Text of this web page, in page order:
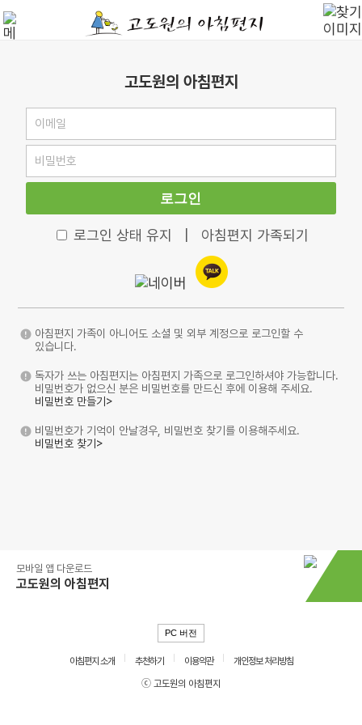
고도원의 아침편지
로그인
로그인 상태 유지 아침편지 가족되기
아침편지 가족이 아니어도 소셜 및 외부 계정으로 로그인할 수
있습니다.
독자가 쓰는 아침편지는 아침편지 가족으로 로그인하셔야 가능합니다.
비밀번호가 없으신 분은 비밀번호를 만드신 후에 이용해 주세요.
비밀번호 만들기>
비밀번호가 기억이 안날경우, 비밀번호 찾기를 이용해주세요.
비밀번호 찾기>
모바일 앱 다운로드
고도원의 아침편지
PC 버전
아침편지 소개 추천하기 이용약관
개인정보 처리방침
ⓒ 고도원의 아침편지